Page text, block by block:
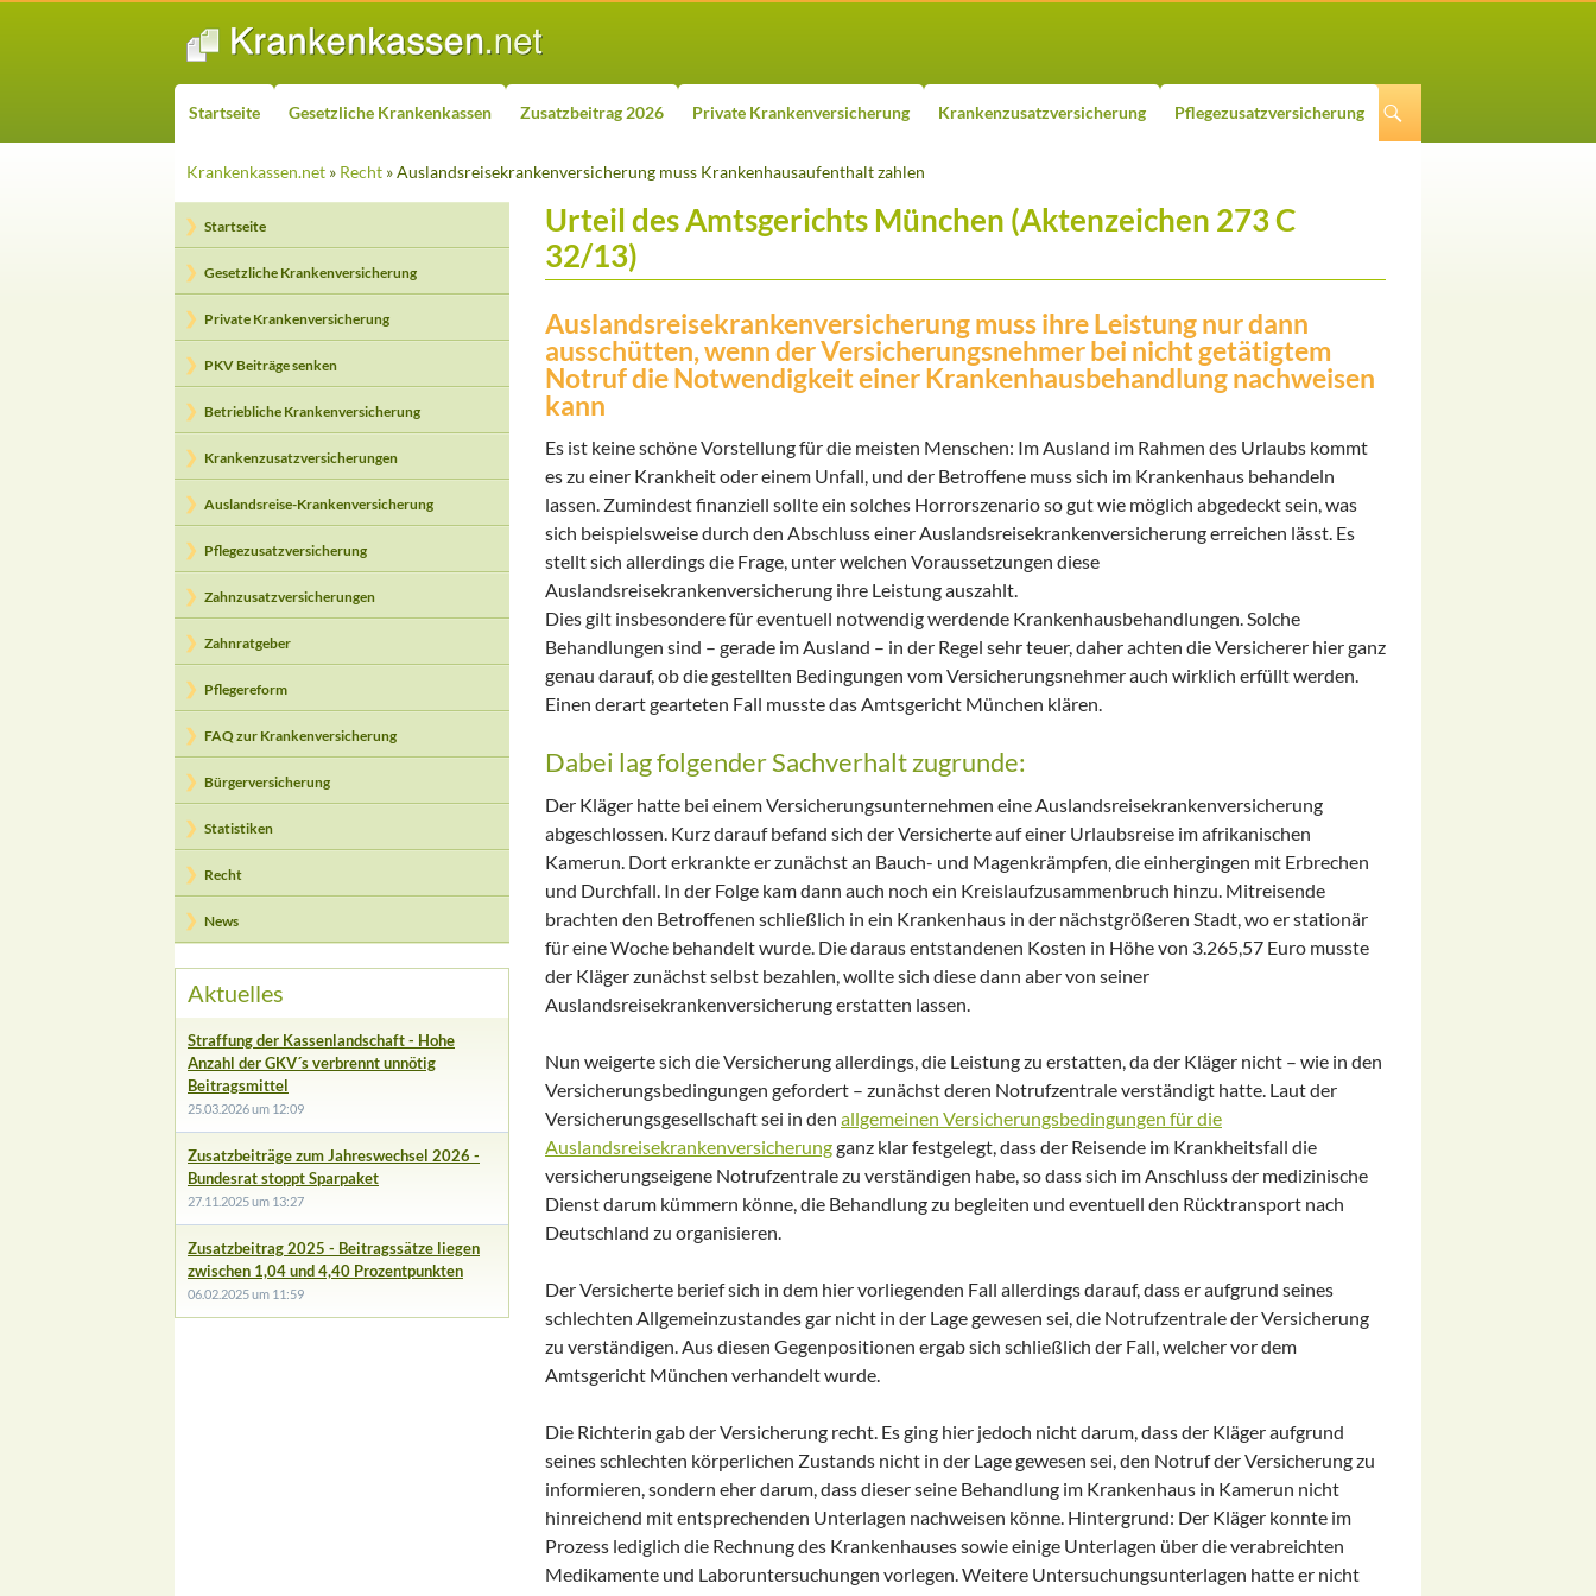
ZUM INHALT SPRINGEN
Startseite Gesetzliche Krankenkassen Zusatzbeitrag 2026 Private Krankenversicherung Krankenzusatzversicherung Pflegezusatzversicherung
Krankenkassen.net » Recht » Auslandsreisekrankenversicherung muss Krankenhausaufenthalt zahlen
Urteil des Amtsgerichts München (Aktenzeichen 273 C
32/13)
Auslandsreisekrankenversicherung muss ihre Leistung nur dann
ausschütten, wenn der Versicherungsnehmer bei nicht getätigtem
Notruf die Notwendigkeit einer Krankenhausbehandlung nachweisen
kann
Es ist keine schöne Vorstellung für die meisten Menschen: Im Ausland im Rahmen des Urlaubs kommt
es zu einer Krankheit oder einem Unfall, und der Betroffene muss sich im Krankenhaus behandeln
lassen. Zumindest finanziell sollte ein solches Horrorszenario so gut wie möglich abgedeckt sein, was
sich beispielsweise durch den Abschluss einer Auslandsreisekrankenversicherung erreichen lässt. Es
stellt sich allerdings die Frage, unter welchen Voraussetzungen diese
Auslandsreisekrankenversicherung ihre Leistung auszahlt.
Dies gilt insbesondere für eventuell notwendig werdende Krankenhausbehandlungen. Solche
Behandlungen sind – gerade im Ausland – in der Regel sehr teuer, daher achten die Versicherer hier ganz
genau darauf, ob die gestellten Bedingungen vom Versicherungsnehmer auch wirklich erfüllt werden.
Einen derart gearteten Fall musste das Amtsgericht München klären.
Dabei lag folgender Sachverhalt zugrunde:
Der Kläger hatte bei einem Versicherungsunternehmen eine Auslandsreisekrankenversicherung
abgeschlossen. Kurz darauf befand sich der Versicherte auf einer Urlaubsreise im afrikanischen
Kamerun. Dort erkrankte er zunächst an Bauch- und Magenkrämpfen, die einhergingen mit Erbrechen
und Durchfall. In der Folge kam dann auch noch ein Kreislaufzusammenbruch hinzu. Mitreisende
brachten den Betroffenen schließlich in ein Krankenhaus in der nächstgrößeren Stadt, wo er stationär
für eine Woche behandelt wurde. Die daraus entstandenen Kosten in Höhe von 3.265,57 Euro musste
der Kläger zunächst selbst bezahlen, wollte sich diese dann aber von seiner
Auslandsreisekrankenversicherung erstatten lassen.
Nun weigerte sich die Versicherung allerdings, die Leistung zu erstatten, da der Kläger nicht – wie in den
Versicherungsbedingungen gefordert – zunächst deren Notrufzentrale verständigt hatte. Laut der
Versicherungsgesellschaft sei in den allgemeinen Versicherungsbedingungen für die
Auslandsreisekrankenversicherungganz klar festgelegt, dass der Reisende im Krankheitsfall die
versicherungseigene Notrufzentrale zu verständigen habe, so dass sich im Anschluss der medizinische
Dienst darum kümmern könne, die Behandlung zu begleiten und eventuell den Rücktransport nach
Deutschland zu organisieren.
Der Versicherte berief sich in dem hier vorliegenden Fall allerdings darauf, dass er aufgrund seines
schlechten Allgemeinzustandes gar nicht in der Lage gewesen sei, die Notrufzentrale der Versicherung
zu verständigen. Aus diesen Gegenpositionen ergab sich schließlich der Fall, welcher vor dem
Amtsgericht München verhandelt wurde.
Die Richterin gab der Versicherung recht. Es ging hier jedoch nicht darum, dass der Kläger aufgrund
seines schlechten körperlichen Zustands nicht in der Lage gewesen sei, den Notruf der Versicherung zu
informieren, sondern eher darum, dass dieser seine Behandlung im Krankenhaus in Kamerun nicht
hinreichend mit entsprechenden Unterlagen nachweisen könne. Hintergrund: Der Kläger konnte im
Prozess lediglich die Rechnung des Krankenhauses sowie einige Unterlagen über die verabreichten
Medikamente und Laboruntersuchungen vorlegen. Weitere Untersuchungsunterlagen hatte er nicht
Startseite
Gesetzliche Krankenversicherung
Private Krankenversicherung
PKV Beiträge senken
Betriebliche Krankenversicherung
Krankenzusatzversicherungen
Auslandsreise-Krankenversicherung
Pflegezusatzversicherung
Zahnzusatzversicherungen
Zahnratgeber
Pflegereform
FAQ zur Krankenversicherung
Bürgerversicherung
Statistiken
Recht
News
Aktuelles
Straffung der Kassenlandschaft - Hohe
Anzahl der GKV´s verbrennt unnötig
Beitragsmittel
25.03.2026 um 12:09
Zusatzbeiträge zum Jahreswechsel 2026 -
Bundesrat stoppt Sparpaket
27.11.2025 um 13:27
Zusatzbeitrag 2025 - Beitragssätze liegen
zwischen 1,04 und 4,40 Prozentpunkten
06.02.2025 um 11:59